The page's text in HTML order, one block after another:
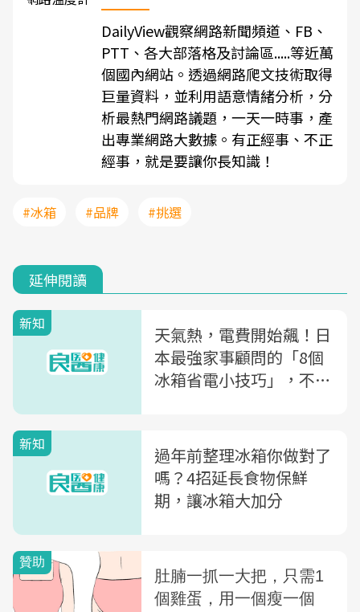
DailyView觀察網路新聞頻道、FB、
PTT、各大部落格及討論區.....等近萬
個國內網站。透過網路爬文技術取得
巨量資料，並利用語意情緒分析，分
析最熱門網路議題，一天一時事，產
出專業網路大數據。有正經事、不正
經事，就是要讓你長知識！
#冰箱 #品牌 #挑選
延伸閱讀
新知
天氣熱，電費開始飆！日
本最強家事顧問的「8個
冰箱省電小技巧」，不知
新知
過年前整理冰箱你做對了
嗎？4招延長食物保鮮
期，讓冰箱大加分